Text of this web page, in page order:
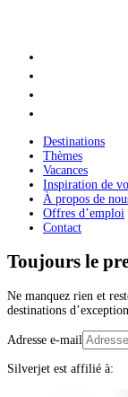
Destinations
Thèmes
Vacances
Inspiration de
À propos de
Offres d’emploi
Contact
Toujours le
Ne manquez rien et
destinations d’exception.
Adresse e-mail
Silverjet est affilié à: